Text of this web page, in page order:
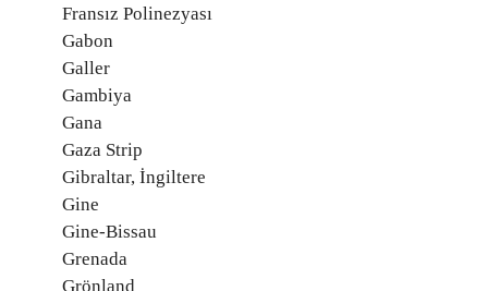
Fransız Polinezyası
Gabon
Galler
Gambiya
Gana
Gaza Strip
Gibraltar, İngiltere
Gine
Gine-Bissau
Grenada
Grönland